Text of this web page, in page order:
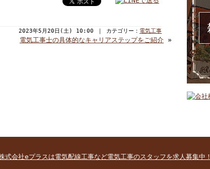
2023年5月20日(土) 10:00 ｜ カテゴリー： 電気工事
電気工事士の具体的なキャリアステップをご紹介 »
式会社eプラスは電気配線工事など電気工事のスタッフを求人募集中！